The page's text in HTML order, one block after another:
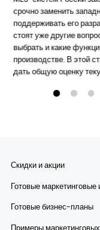
срочно заменить
поддерживать его
стоят уже другие
выбрать и какие
производстве. В этой
дать общую оценку
Скидки и акции
Готовые
Готовые бизнес-планы
Примеры